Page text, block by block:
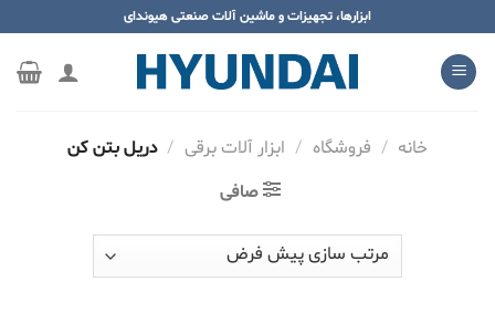
محتوا
بروید
ابزارها، تجهیزات و ماشین آلات صنعتی هیوندای
خانه / فروشگاه / ابزار آلات برقی / دریل بتن کن
صافی